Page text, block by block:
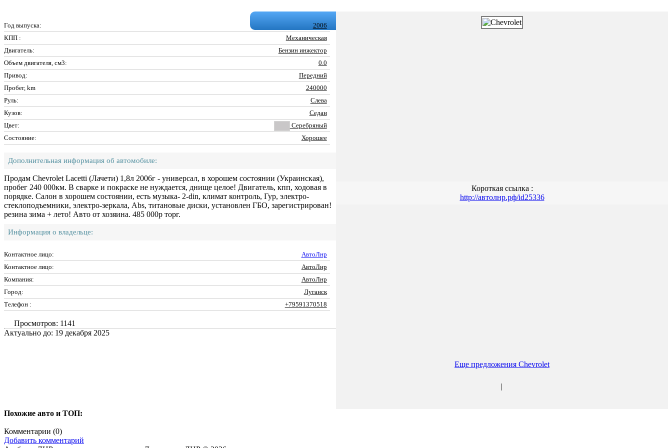
Год выпуска:
2006
КПП :
Механическая
Двигатель:
Бензин инжектор
Объем двигателя, см3:
0.0
Привод:
Передний
Пробег, km
240000
Руль:
Слева
Кузов:
Седан
Цвет:
Серебряный
Состояние:
Хорошее
Дополнительная информация об автомобиле:
Продам Chevrolet Lacetti (Лачети) 1,8л 2006г - универсал, в хорошем состоянии (Украинская),
пробег 240 000км. В сварке и покраске не нуждается, днище целое! Двигатель, кпп, ходовая в
порядке. Салон в хорошем состоянии, есть музыка- 2-din, климат контроль, Гур, электро-
стеклоподъемники, электро-зеркала, Abs, титановые диски, установлен ГБО, зарегистрирован!
резина зима + лето! Авто от хозяина. 485 000р торг.
Информация о владельце:
Контактное лицо:
АвтоЛнр
Контактное лицо:
АвтоЛнр
Компания:
АвтоЛнр
Город:
Луганск
Телефон :
+79591370518
Просмотров: 1141
Актуально до: 19 декабря 2025
Короткая ссылка :
http://автолнр.рф/id25336
Еще предложения Chevrolet
|
Похожие авто и ТОП:
Комментарии (0)
Добавить комментарий